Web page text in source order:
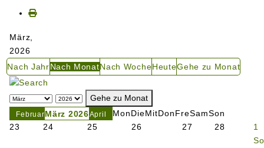
März,
2026
Nach JahrNach MonatNach WocheHeuteGehe zu Monat
Gehe zu Monat
FebruarMärz 2026April MonDieMitDonFreSamSon
23
24 25 26 27 28
1